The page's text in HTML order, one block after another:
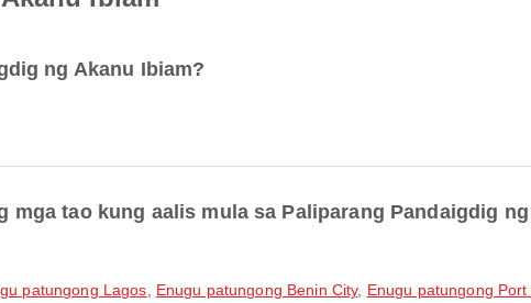
ng Akanu Ibiam?
tao kung aalis mula sa Paliparang Pandaigdig
patungong Lagos Enugu patungong Benin City, Enugu patungong